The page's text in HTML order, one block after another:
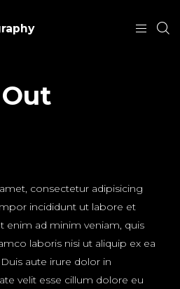
Out
consectetur adipisicing
incididunt ut labore et
enim ad minim veniam, quis
laboris nisi ut aliquip ex ea
aute irure dolor in
velit esse cillum dolore eu